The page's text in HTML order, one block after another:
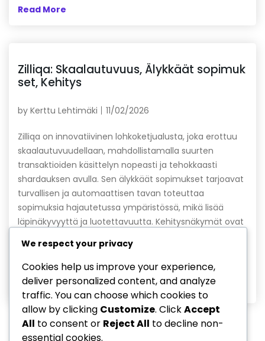
Read More
Zilliqa: Skaalautuvuus, Älykkäät sopimuk
set, Kehitys
by Kerttu Lehtimäki 11/02/2026
Zilliqa on innovatiivinen lohkoketjualusta, joka erottuu
skaalautuvuudellaan, mahdollistamalla suurten
transaktioiden käsittelyn nopeasti ja tehokkaasti
shardauksen avulla. Sen älykkäät sopimukset tarjoavat
turvallisen ja automaattisen tavan toteuttaa
sopimuksia hajautetussa ympäristössä, mikä lisää
läpinäkyvyyttä ja luotettavuutta. Kehitysnäkymät ovat
ekosysteemiään ja houkuttelemaan uusia kehittäjiä.
Key sections in the article: Toggle Mitkä ovat Zilliqan […]
Read More
We respect your privacy
Cookies help us improve your experience,
deliver personalized content, and analyze
traffic. You can choose which cookies to
allow by clicking Customize. ClickAccept
All to consent or Reject All to decline non-
essential cookies.